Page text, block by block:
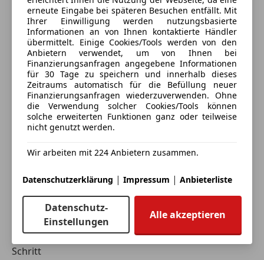
Harald Hasenleitner
Alle Fahrzeuge des Anbieters
Anbieter kontaktieren
Deine Nachricht
Eintauschwagen: Kaufen und verkaufen in nur einem
Schritt
erneute Eingabe bei späteren Besuchen entfällt. Mit
Ihrer Einwilligung werden nutzungsbasierte
Informationen an von Ihnen kontaktierte Händler
übermittelt. Einige Cookies/Tools werden von den
Anbietern verwendet, um von Ihnen bei
Finanzierungsanfragen angegebene Informationen
für 30 Tage zu speichern und innerhalb dieses
Zeitraums automatisch für die Befüllung neuer
Finanzierungsanfragen wiederzuverwenden. Ohne
die Verwendung solcher Cookies/Tools können
solche erweiterten Funktionen ganz oder teilweise
nicht genutzt werden.
Wir arbeiten mit 224 Anbietern zusammen.
Datenschutzerklärung | Impressum | Anbieterliste
Datenschutz-
Einstellungen
Alle akzeptieren